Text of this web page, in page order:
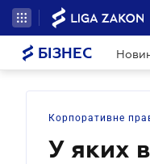
БІЗНЕС
Корпоративне
У яких